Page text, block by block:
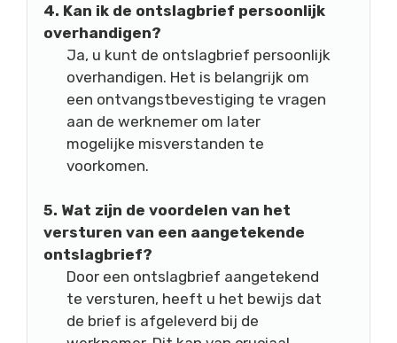
4. Kan ik de ontslagbrief persoonlijk
overhandigen?
Ja, u kunt de ontslagbrief persoonlijk
overhandigen. Het is belangrijk om
een ontvangstbevestiging te vragen
aan de werknemer om later
mogelijke misverstanden te
voorkomen.
5. Wat zijn de voordelen van het
versturen van een aangetekende
ontslagbrief?
Door een ontslagbrief aangetekend
te versturen, heeft u het bewijs dat
de brief is afgeleverd bij de